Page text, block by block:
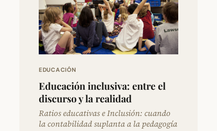
EDUCACIÓN
Educación inclusiva: entre el
discurso y la realidad
Ratios educativas e Inclusión: cuando
la contabilidad suplanta a la pedagogía